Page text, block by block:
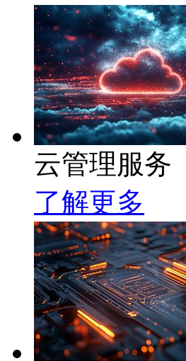
云管理服务
了解更多